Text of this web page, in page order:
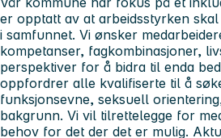
er opptatt av at arbeidsstyrken
i samfunnet. Vi ønsker
kompetanser, fagkombinasjoner,
perspektiver for å bidra til enda
oppfordrer alle kvalifiserte til å
funksjonsevne, seksuell
bakgrunn. Vi vil tilrettelegge for
behov for det der det er mulig.